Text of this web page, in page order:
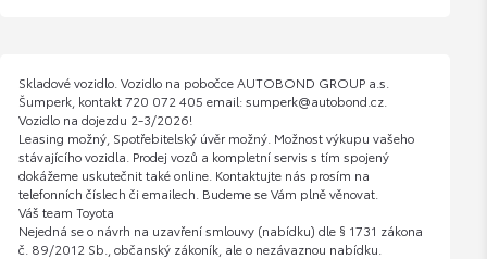
Skladové vozidlo. Vozidlo na pobočce AUTOBOND GROUP a.s.
Šumperk, kontakt 720 072 405 email: sumperk@autobond.cz.
Vozidlo na dojezdu 2-3/2026!
Leasing možný, Spotřebitelský úvěr možný. Možnost výkupu vašeho
stávajícího vozidla. Prodej vozů a kompletní servis s tím spojený
dokážeme uskutečnit také online. Kontaktujte nás prosím na
telefonních číslech či emailech. Budeme se Vám plně věnovat.
Váš team Toyota
Nejedná se o návrh na uzavření smlouvy (nabídku) dle § 1731 zákona
č. 89/2012 Sb., občanský zákoník, ale o nezávaznou nabídku.